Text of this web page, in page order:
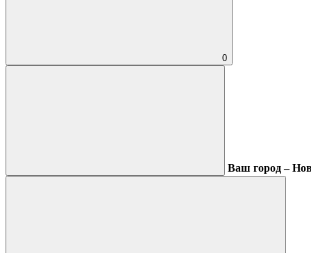
0
Ваш город –